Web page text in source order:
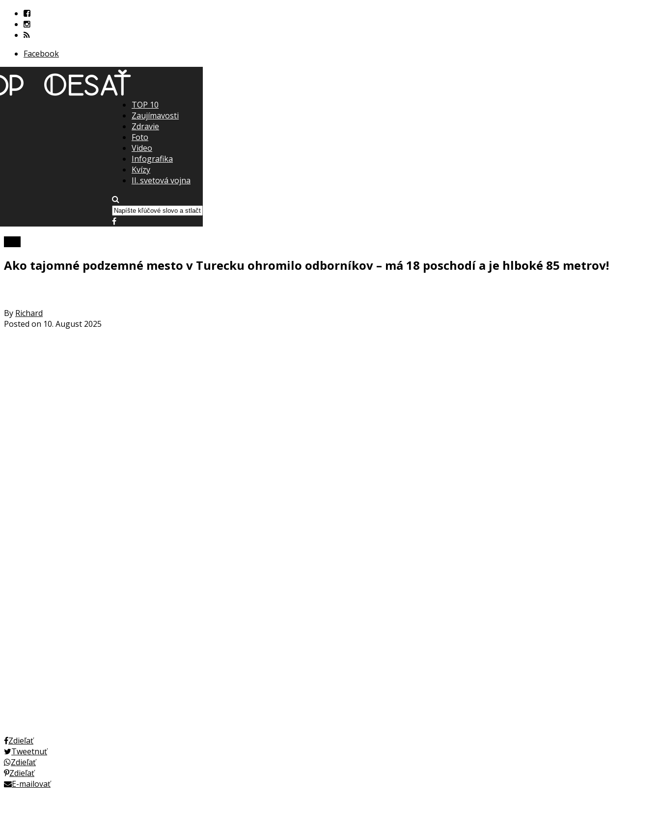
Facebook
TOP 10
Zaujímavosti
Zdravie
Foto
Video
Infografika
Kvízy
II. svetová vojna
Ako tajomné podzemné mesto v Turecku ohromilo odborníkov – má 18 poschodí a je hlboké 85 metrov!
By Richard
Posted on 10. August 2025
Zdieľať
Tweetnuť
Zdieľať
Zdieľať
E-mailovať